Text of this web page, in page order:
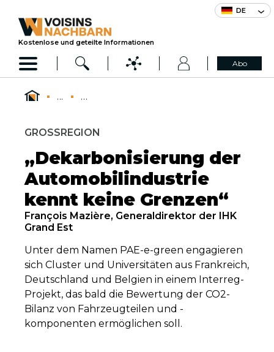
DE
Kostenlose und geteilte Informationen
Abo
... ...
GROSSREGION
„Dekarbonisierung der
Automobilindustrie
kennt keine Grenzen“
François Mazière, Generaldirektor der IHK
Grand Est
Unter dem Namen PAE-e-green engagieren
sich Cluster und Universitäten aus Frankreich,
Deutschland und Belgien in einem Interreg-
Projekt, das bald die Bewertung der CO2-
Bilanz von Fahrzeugteilen und -
komponenten ermöglichen soll.